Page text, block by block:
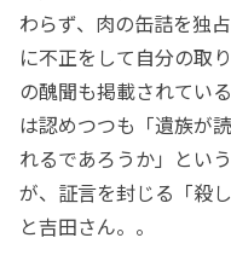
わらず、肉の缶詰を独
に不正をして自分の取
の醜聞も掲載されてい
は認めつつも「遺族が
れるであろうか」とい
が、証言を封じる「殺
と吉田さん。。